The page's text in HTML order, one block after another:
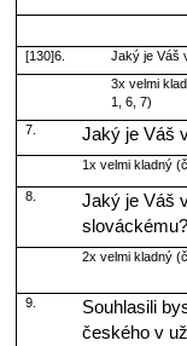
[130]6.
Jaký je Váš
3x velmi
1, 6, 7)
7.
Jaký je Váš
1x velmi kladný
8.
Jaký je Váš
2x velmi kladný
9.
Souhlasili
českého v